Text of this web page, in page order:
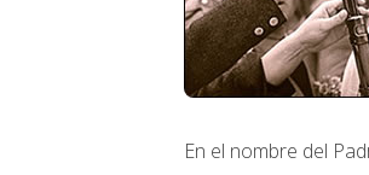
En el nombre del